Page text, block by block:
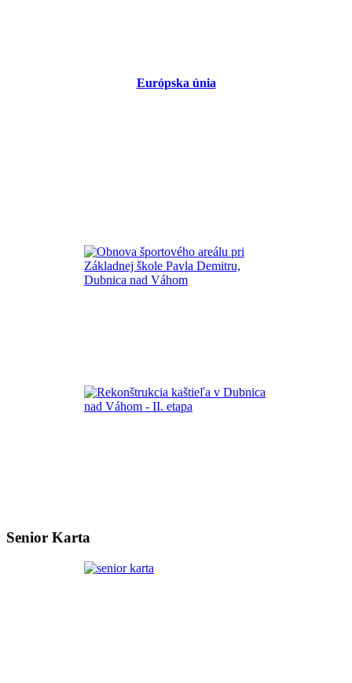
Európska únia
Senior Karta